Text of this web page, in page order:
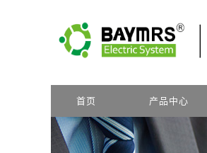
首页 产品中心